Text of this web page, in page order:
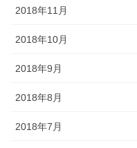
2018年11月
2018年10月
2018年9月
2018年8月
2018年7月